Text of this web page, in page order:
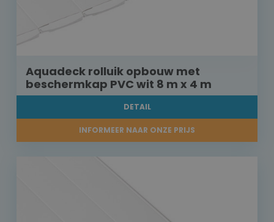
Aquadeck rolluik opbouw met
beschermkap PVC wit 8 m x 4 m
DETAIL
INFORMEER NAAR ONZE PRIJS